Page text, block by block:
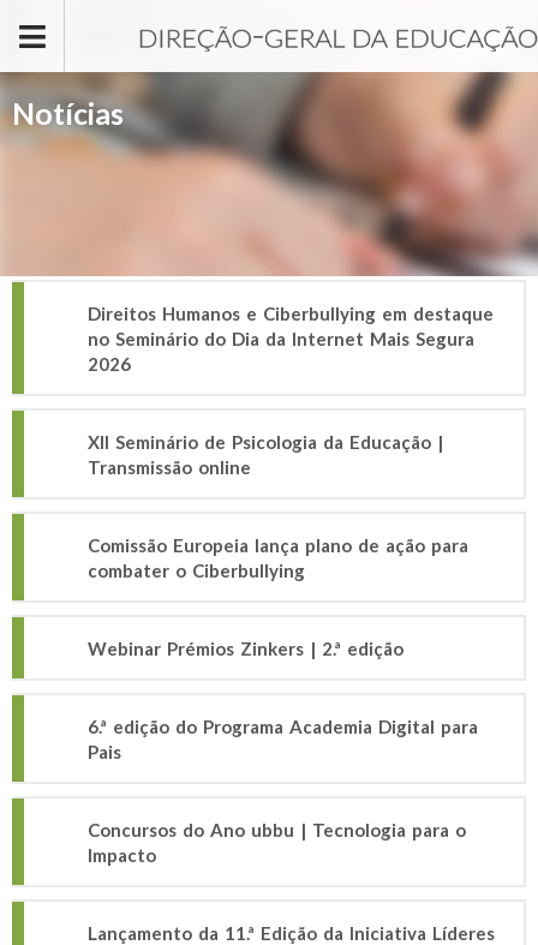
Notícias
Direitos Humanos e Ciberbullying em destaque
no Seminário do Dia da Internet Mais Segura
2026
XII Seminário de Psicologia da Educação |
Transmissão online
Comissão Europeia lança plano de ação para
combater o Ciberbullying
Webinar Prémios Zinkers | 2.ª edição
6.ª edição do Programa Academia Digital para
Pais
Concursos do Ano ubbu | Tecnologia para o
Impacto
Lançamento da 11.ª Edição da Iniciativa Líderes